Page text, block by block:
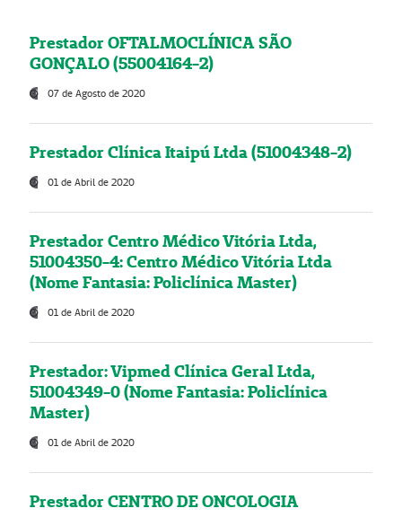
Prestador OFTALMOCLÍNICA SÃO
GONÇALO (55004164-2)
07 de Agosto de 2020
Prestador Clínica Itaipú Ltda (51004348-2)
01 de Abril de 2020
Prestador Centro Médico Vitória Ltda,
51004350-4: Centro Médico Vitória Ltda
(Nome Fantasia: Policlínica Master)
01 de Abril de 2020
Prestador: Vipmed Clínica Geral Ltda,
51004349-0 (Nome Fantasia: Policlínica
Master)
01 de Abril de 2020
Prestador CENTRO DE ONCOLOGIA